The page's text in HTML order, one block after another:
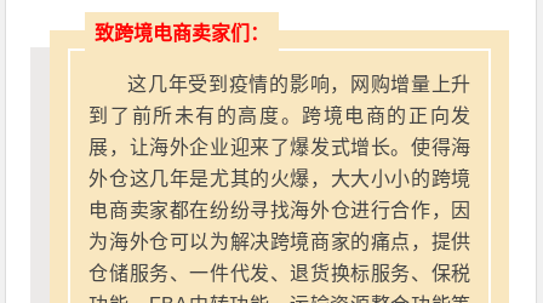
致跨境电商卖家们：
这几年受到疫情的影响，网购增量上升
到了前所未有的高度。跨境电商的正向发
展，让海外企业迎来了爆发式增长。使得海
外仓这几年是尤其的火爆，大大小小的跨境
电商卖家都在纷纷寻找海外仓进行合作，因
为海外仓可以为解决跨境商家的痛点，提供
仓储服务、一件代发、退货换标服务、保税